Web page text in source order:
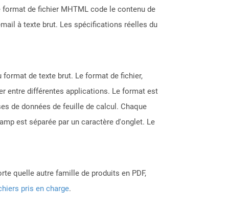
de fichier MHTML code le contenu de
à texte brut. Les spécifications réelles du
format de texte brut. Le format de fichier,
entre différentes applications. Le format est
de données de feuille de calcul. Chaque
est séparée par un caractère d'onglet. Le
quelle autre famille de produits en PDF,
pris en charge.